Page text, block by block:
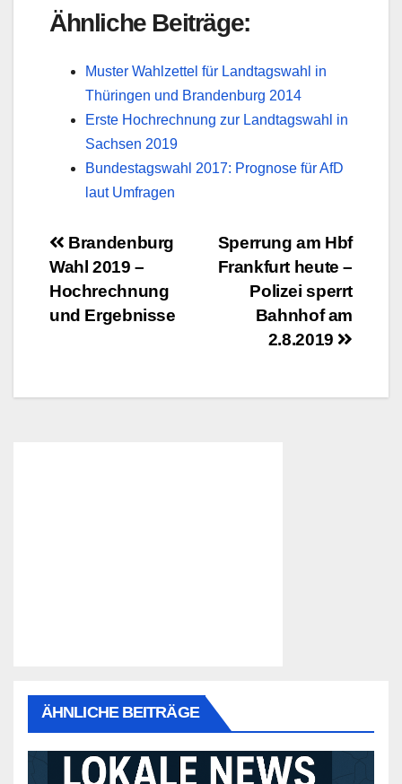
Ähnliche Beiträge:
Muster Wahlzettel für Landtagswahl in
Thüringen und Brandenburg 2014
Erste Hochrechnung zur Landtagswahl in
Sachsen 2019
Bundestagswahl 2017: Prognose für AfD
laut Umfragen
BeitragsnavigationSperrung am Hbf
Frankfurt heute –
Polizei sperrt
Bahnhof am
2.8.2019
Brandenburg
Wahl 2019 –
Hochrechnung
und Ergebnisse
ÄHNLICHE BEITRÄGE